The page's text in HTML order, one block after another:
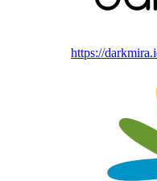
https://